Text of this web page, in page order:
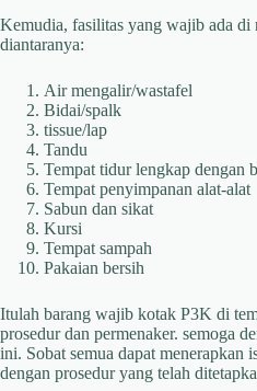
Kemudia, fasilitas yang wajib ada di
diantaranya:
Air mengalir/wastafel
Bidai/spalk
tissue/lap
Tandu
Tempat tidur lengkap dengan
Tempat penyimpanan alat-alat
Sabun dan sikat
Kursi
Tempat sampah
Pakaian bersih
Itulah barang wajib kotak P3K di
prosedur dan permenaker. semoga
ini. Sobat semua dapat menerapkan
dengan prosedur yang telah